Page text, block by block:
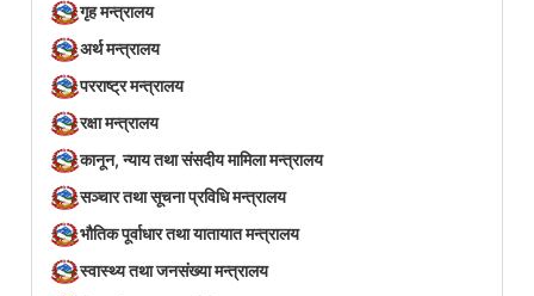
गृह मन्त्रालय
अर्थ मन्त्रालय
परराष्ट्र मन्त्रालय
रक्षा मन्त्रालय
कानून, न्याय तथा संसदीय मामिला मन्त्रालय
सञ्‍चार तथा सूचना प्रविधि मन्त्रालय
भौतिक पूर्वाधार तथा यातायात मन्त्रालय
स्वास्थ्य तथा जनसंख्या मन्त्रालय